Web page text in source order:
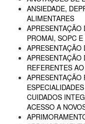
ANSIEDADE,
ALIMENTARES
APRESENTAÇÃO
PROMAI, SOPC
APRESENTAÇÃO
REFERENTES
CUIDADOS
ACESSO A